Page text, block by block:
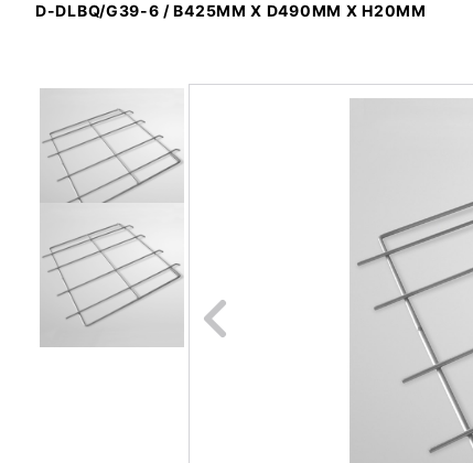
D-DLBQ/G39-6 / B425MM X D490MM X H20MM
Naar